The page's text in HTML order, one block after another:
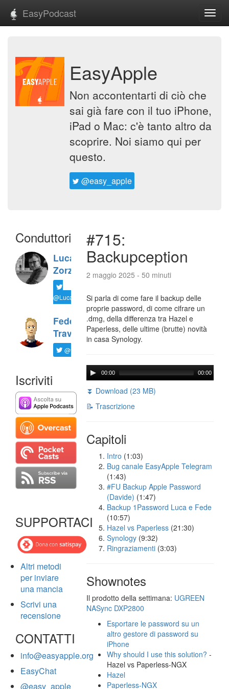
EasyPodcast
EasyApple
Non accontentarti di ciò che
sai già fare con il tuo iPhone,
iPad o Mac: c'è tanto altro da
scoprire. Noi siamo qui per
questo.
@easy_apple
Conduttori
Luca
Zorzi
@LucaTNT
Federico
Travaini
@ftrava
Iscriviti
SUPPORTACI
Altri metodi
per inviare
una mancia
Scrivi una
recensione
CONTATTI
info@easyapple.org
EasyChat
@easy_apple
#715:
Backupception
2 maggio 2025 - 50 minuti
Si parla di come fare il backup delle
proprie password, di come cifrare un
.dmg, della differenza tra Hazel e
Paperless, delle ultime (brutte) novità
in casa Synology.
00:00 00:00
⏬ Download (23 MB)
📝 Trascrizione
Capitoli
Intro (1:03)
Bug canale EasyApple Telegram
(1:43)
#FU Backup Apple Password
(Davide) (1:47)
Backup 1Password Luca e Fede
(10:57)
Hazel vs Paperless (21:30)
Synology (9:32)
Ringraziamenti (3:03)
Shownotes
Il prodotto della settimana: UGREEN
NASync DXP2800
Esportare le password su un
altro gestore di password su
iPhone
Why should I use this solution? -
Hazel vs Paperless-NGX
Hazel
Paperless-NGX